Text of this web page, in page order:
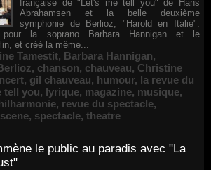
française de "Let's me tell you" de Hans
Abrahamsen et la belle deuxième
symphonie de Berlioz, "Harold en Italie".
la soprano Barbara Hannigan et le
et créé la même...
Tamestit, Barbara Hannigan,
, chanson, chauveau, Christine
, gil chauveau, humour, la revue du
tell you, lyrique, magazine, musique,
, revue du spectacle,
scene, spectacle, theatre
le public au paradis avec "La